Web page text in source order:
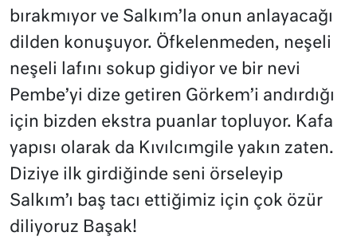
bırakmıyor ve Salkım’la onun anlayacağı
dilden konuşuyor. Öfkelenmeden, neşeli
neşeli lafını sokup gidiyor ve bir nevi
Pembe’yi dize getiren Görkem’i andırdığı
için bizden ekstra puanlar topluyor. Kafa
yapısı olarak da Kıvılcımgile yakın zaten.
Diziye ilk girdiğinde seni örseleyip
Salkım’ı baş tacı ettiğimiz için çok özür
diliyoruz Başak!